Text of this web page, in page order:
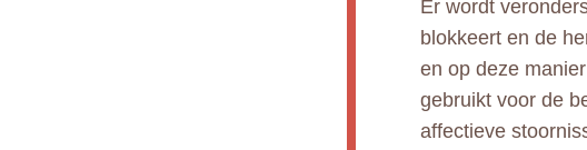
Er wordt
blokkeert en de
en op deze
gebruikt voor de
affectieve